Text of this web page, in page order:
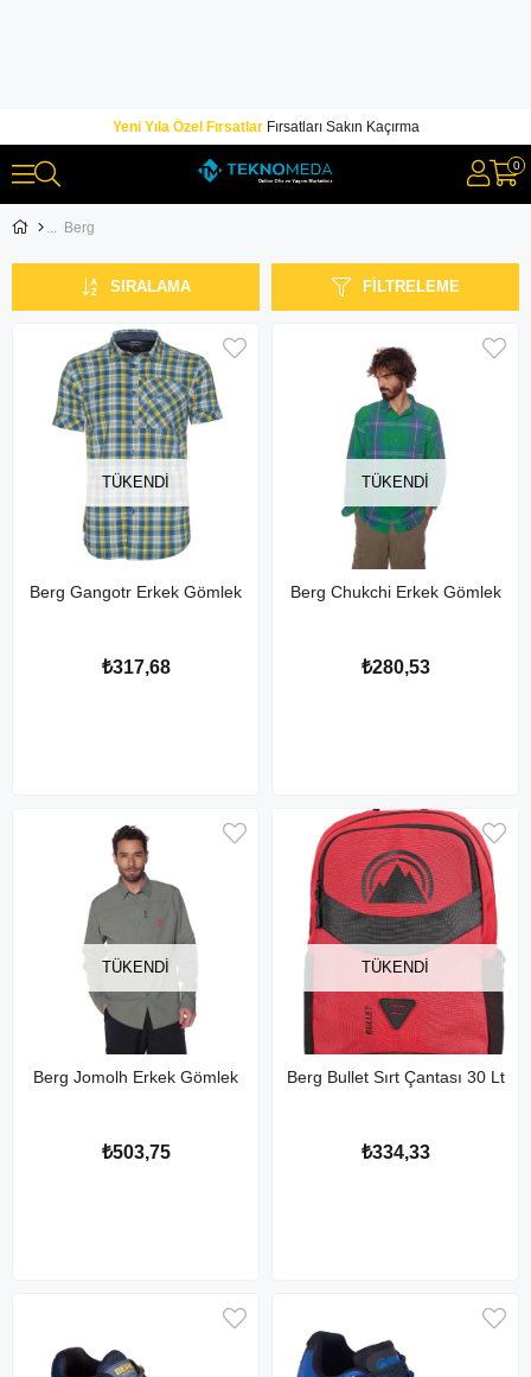
Yeni Yıla Özel FırsatlarFırsatları Sakın Kaçırma
0
Berg
FILTRELEME
SIRALAMA
TÜKENDI
Berg Gangotr Erkek Gömlek
₺317,68
TÜKENDI
Berg Chukchi Erkek Gömlek
₺280,53
TÜKENDI
Berg Jomolh Erkek Gömlek
₺503,75
TÜKENDI
Berg Bullet Sırt Çantası 30 Lt
₺334,33